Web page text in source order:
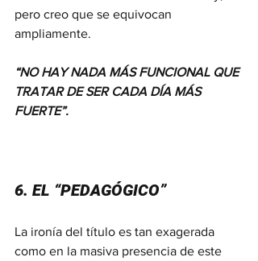
pero creo que se equivocan
ampliamente.
“NO HAY NADA MÁS FUNCIONAL QUE
TRATAR DE SER CADA DÍA MÁS
FUERTE”.
6. EL “PEDAGÓGICO”
La ironía del título es tan exagerada
como en la masiva presencia de este